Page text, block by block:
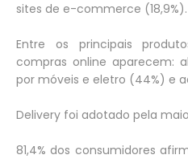
sites de e-commerce (18,9%).
Entre os principais
compras online aparecem:
por móveis e eletro (44%) e
Delivery foi adotado pela
81,4% dos consumidores